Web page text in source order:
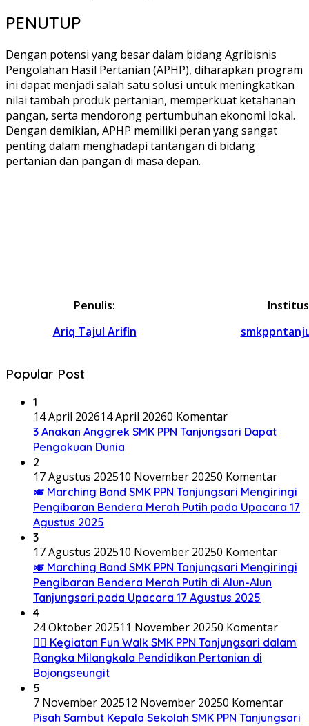
PENUTUP
Dengan potensi yang besar dalam bidang Agribisnis
Pengolahan Hasil Pertanian (APHP), diharapkan program
ini dapat menjadi salah satu solusi untuk meningkatkan
nilai tambah produk pertanian, memperkuat ketahanan
pangan, serta mendorong pertumbuhan ekonomi lokal.
Dengan demikian, APHP memiliki peran yang sangat
penting dalam menghadapi tantangan di bidang
pertanian dan pangan di masa depan.
Penulis:
Ariq Tajul Arifin
Popular Post
1
14 April 202614 April 20260 Komentar
3 Anakan Anggrek SMK PPN Tanjungsari Dapat
Pengakuan Dunia
2
17 Agustus 202510 November 20250 Komentar
🎺 Marching Band SMK PPN Tanjungsari Mengiringi
Pengibaran Bendera Merah Putih pada Upacara 17
Agustus 2025
3
17 Agustus 202510 November 20250 Komentar
🎺 Marching Band SMK PPN Tanjungsari Mengiringi
Pengibaran Bendera Merah Putih di Alun-Alun
Tanjungsari pada Upacara 17 Agustus 2025
4
24 Oktober 202511 November 20250 Komentar
🚶‍♂️ Kegiatan Fun Walk SMK PPN Tanjungsari dalam
Rangka Milangkala Pendidikan Pertanian di
Bojongseungit
5
7 November 202512 November 20250 Komentar
Pisah Sambut Kepala Sekolah SMK PPN Tanjungsari